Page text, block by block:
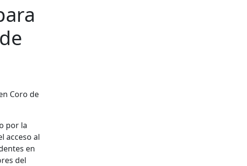
por la
acceso al
en
del